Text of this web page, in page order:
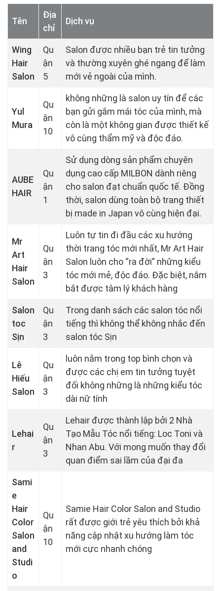
Tên
Địa
chỉ
Dịch vụ
Wing
Hair
Salon
Qu
ận
5
Salon được nhiều bạn trẻ tin tưởng
và thường xuyên ghé ngang để làm
mới vẻ ngoài của mình.
Yul
Mura
Qu
ận
10
không những là salon uy tín để các
bạn gửi gắm mái tóc của mình, mà
còn là một không gian được thiết kế
vô cùng thẩm mỹ và độc đáo.
AUBE
HAIR
Qu
ận
1
Sử dụng dòng sản phẩm chuyên
dụng cao cấp MILBON dành riêng
cho salon đạt chuẩn quốc tế. Đồng
thời, salon dùng toàn bộ trang thiết
bị made in Japan vô cùng hiện đại.
Mr
Art
Hair
Salon
Qu
ận
3
Luôn tự tin đi đầu các xu hướng
thời trang tóc mới nhất, Mr Art Hair
Salon luôn cho “ra đời” những kiểu
tóc mới mẻ, độc đáo. Đặc biệt, nắm
bắt được tâm lý khách hàng
Salon
toc
Sịn
Qu
ận
3
Trong danh sách các salon tóc nổi
tiếng thì không thể không nhắc đến
salon tóc Sịn
Lê
Hiếu
Salon
Qu
ận
3
luôn nằm trong top bình chọn và
được các chị em tin tưởng tuyệt
đối không những là những kiểu tóc
dài nữ tính
Lehai
r
Qu
ận
3
Lehair được thành lập bởi 2 Nhà
Tạo Mẫu Tóc nổi tiếng: Loc Toni và
Nhan Abu. Với mong muốn thay đổi
quan điểm sai lầm của đại đa
Sami
e
Hair
Color
Salon
and
Studi
o
Qu
ận
10
Samie Hair Color Salon and Studio
rất được giới trẻ yêu thích bởi khả
năng cập nhật xu hướng làm tóc
mới cực nhanh chóng